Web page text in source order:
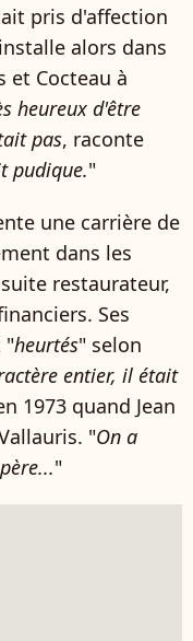
pris d'affection
alors dans
et Cocteau à
heureux d'être
pas, raconte
pudique."
une carrière de
dans les
restaurateur,
Ses
"heurtés" selon
entier, il était
1973 quand Jean
"On a
"